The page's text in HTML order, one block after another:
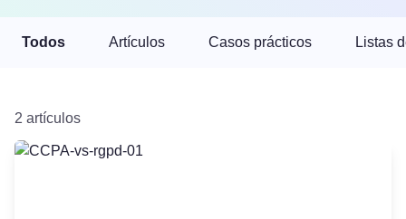
Todos Artículos Casos prácticos Listas
2 artículos